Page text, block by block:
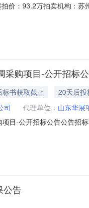
价：93.2万拍卖机构：
登记簿查询回执拍品所
1、法院查封。2、有抵
采购项目-公开招标
标书获取截止 20天后投
司 代理单位： 山东华展
目-公开招标公告公告
标范围项目规模：预
公告